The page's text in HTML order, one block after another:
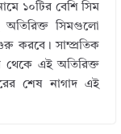
১০টির বেশি সিম
অতিরিক্ত সিমগুলো
করবে। সাম্প্রতিক
থেকে এই অতিরিক্ত
শেষ নাগাদ এই
দাবি ২০২৫ ।